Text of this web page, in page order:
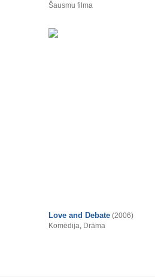
Šausmu filma
Love and Debate (2006)
Komēdija, Drāma